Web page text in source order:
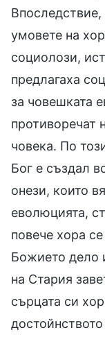
Впоследствие,
умовете на
социолози,
предлагаха
за човешката
противоречат
човека. По
Бог е създал
онези, които
еволюцията,
повече хора
Божието дело
на Стария
сърцата си